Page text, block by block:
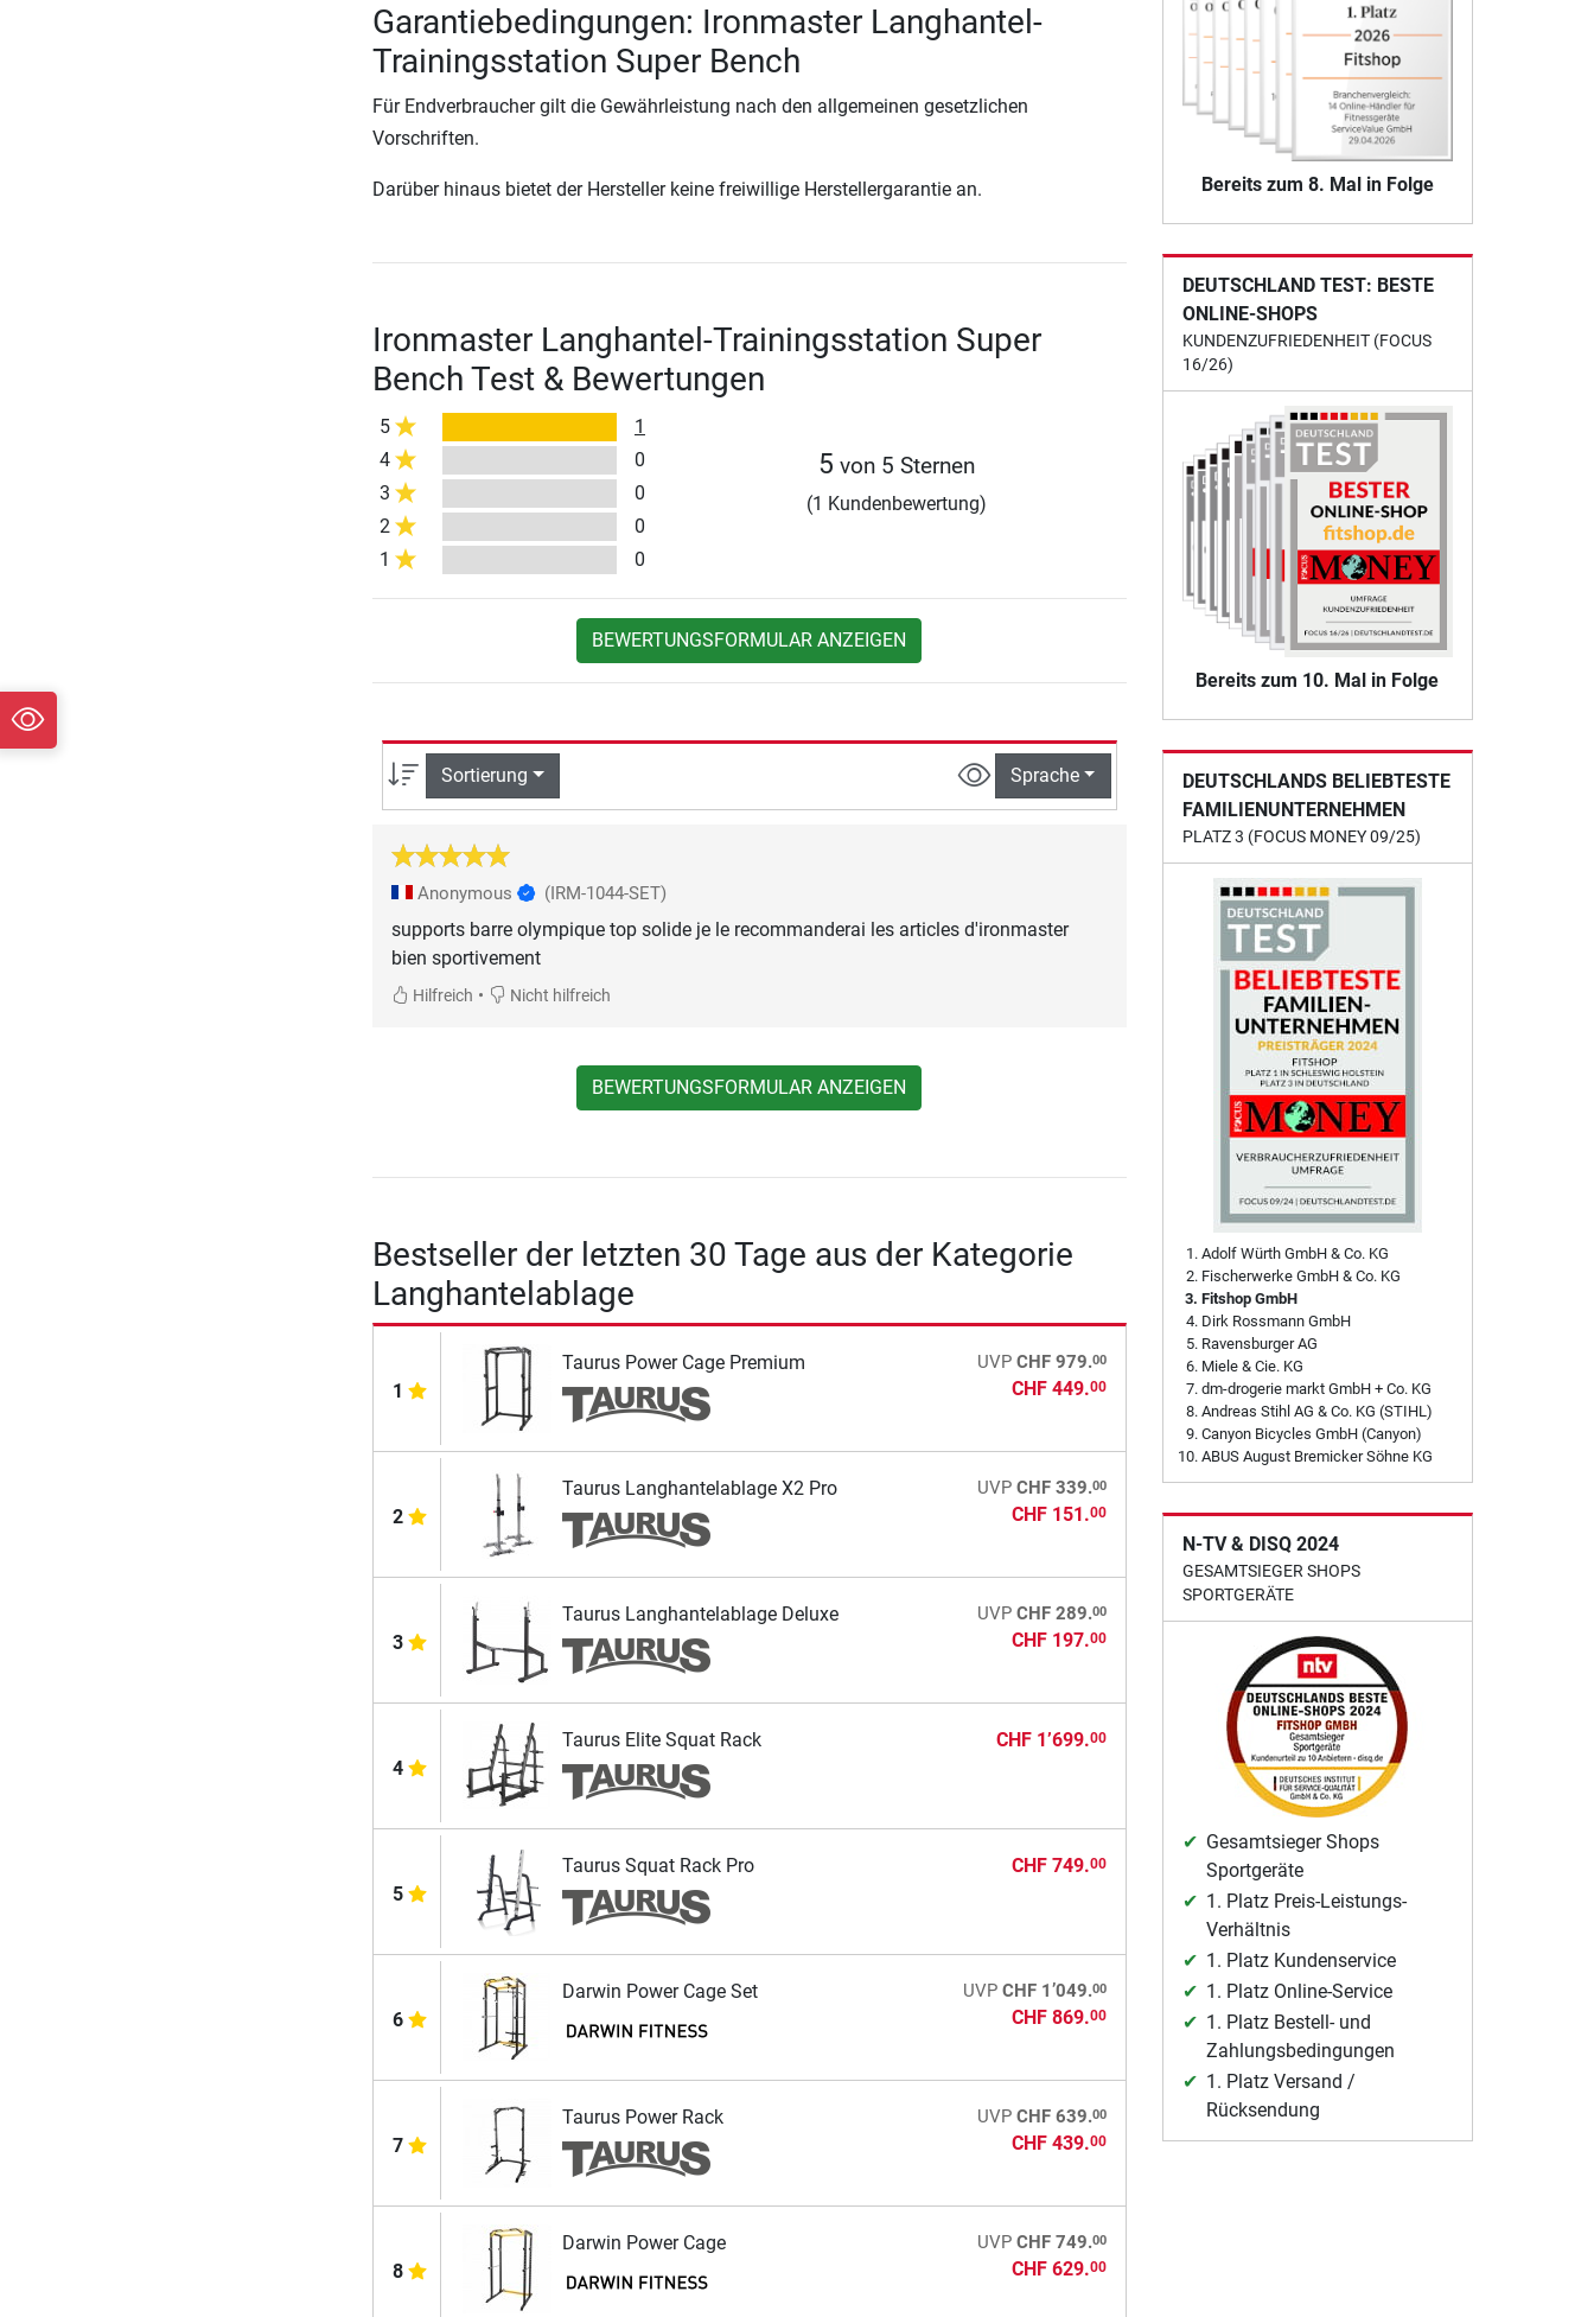
Garantiebedingungen: Ironmaster Langhantel-
Trainingsstation Super Bench
Für Endverbraucher gilt die Gewährleistung nach den allgemeinen gesetzlichen
Vorschriften.
Darüber hinaus bietet der Hersteller keine freiwillige Herstellergarantie an.
Ironmaster Langhantel-Trainingsstation Super
Bench Test & Bewertungen
5
1
4
0
3
0
2
0
1
0
5 von 5 Sternen
(1 Kundenbewertung)
BEWERTUNGSFORMULAR ANZEIGEN
Sortierung Sprache
Anonymous (IRM-1044-SET)
supports barre olympique top solide je le recommanderai les articles d'ironmaster
bien sportivement
Hilfreich • Nicht hilfreich
BEWERTUNGSFORMULAR ANZEIGEN
Bestseller der letzten 30 Tage aus der Kategorie
Langhantelablage
1
Taurus Power Cage Premium UVP CHF 979.00
CHF 449.00
2
Taurus Langhantelablage X2 Pro UVP CHF 339.00
CHF 151.00
3
Taurus Langhantelablage Deluxe UVP CHF 289.00
CHF 197.00
4
Taurus Elite Squat Rack CHF 1’699.00
5
Taurus Squat Rack Pro CHF 749.00
6
Darwin Power Cage Set UVP CHF 1’049.00
CHF 869.00
7
Taurus Power Rack UVP CHF 639.00
CHF 439.00
8
Darwin Power Cage UVP CHF 749.00
CHF 629.00
Bereits zum 8. Mal in Folge
DEUTSCHLAND TEST: BESTE
ONLINE-SHOPS
KUNDENZUFRIEDENHEIT (FOCUS
16/26)
Bereits zum 10. Mal in Folge
DEUTSCHLANDS BELIEBTESTE
FAMILIENUNTERNEHMEN
PLATZ 3 (FOCUS MONEY 09/25)
Adolf Würth GmbH & Co. KG
Fischerwerke GmbH & Co. KG
Fitshop GmbH
Dirk Rossmann GmbH
Ravensburger AG
Miele & Cie. KG
dm-drogerie markt GmbH + Co. KG
Andreas Stihl AG & Co. KG (STIHL)
Canyon Bicycles GmbH (Canyon)
ABUS August Bremicker Söhne KG
N-TV & DISQ 2024
GESAMTSIEGER SHOPS
SPORTGERÄTE
Gesamtsieger Shops
Sportgeräte
1. Platz Preis-Leistungs-
Verhältnis
1. Platz Kundenservice
1. Platz Online-Service
1. Platz Bestell- und
Zahlungsbedingungen
1. Platz Versand /
Rücksendung